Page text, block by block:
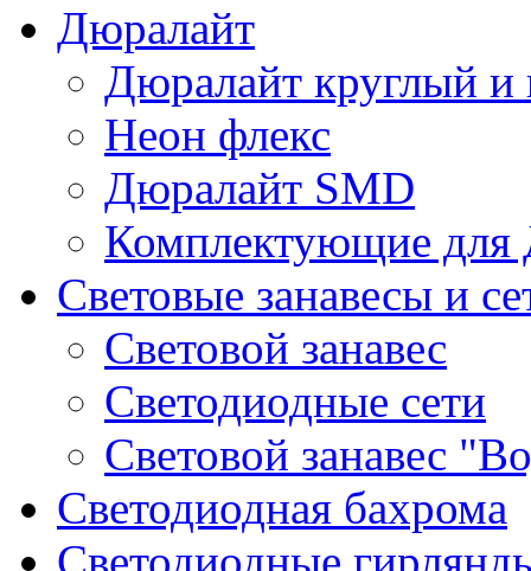
Дюралайт
Дюралайт круглый и
Неон флекс
Дюралайт SMD
Комплектующие для
Световые занавесы и
Световой занавес
Светодиодные сети
Световой занавес
Светодиодная бахрома
Светодиодные